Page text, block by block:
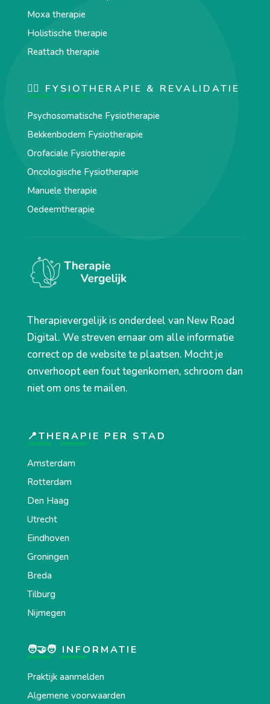
Moxa therapie
Holistische therapie
Reattach therapie
🏋️‍♀️ FYSIOTHERAPIE & REVALIDATIE
Psychosomatische Fysiotherapie
Bekkenbodem Fysiotherapie
Orofaciale Fysiotherapie
Oncologische Fysiotherapie
Manuele therapie
Oedeemtherapie
Therapievergelijk is onderdeel van New Road
Digital. We streven ernaar om alle informatie
correct op de website te plaatsen. Mocht je
onverhoopt een fout tegenkomen, schroom dan
niet om ons te mailen.
📍THERAPIE PER STAD
Amsterdam
Rotterdam
Den Haag
Utrecht
Eindhoven
Groningen
Breda
Tilburg
Nijmegen
🧑‍🤝‍🧑 INFORMATIE
Praktijk aanmelden
Algemene voorwaarden